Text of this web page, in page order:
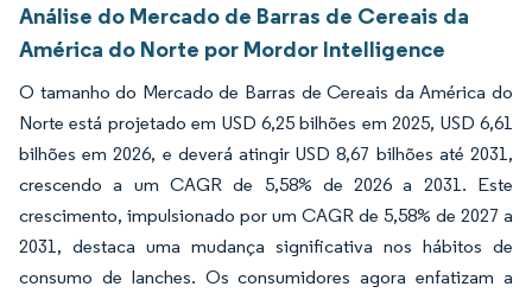
Análise do Mercado de Barras de Cereais da
América do Norte por Mordor Intelligence
O tamanho do Mercado de Barras de Cereais da América do
Norte está projetado em USD 6,25 bilhões em 2025, USD 6,61
bilhões em 2026, e deverá atingir USD 8,67 bilhões até 2031,
crescendo a um CAGR de 5,58% de 2026 a 2031. Este
crescimento, impulsionado por um CAGR de 5,58% de 2027 a
2031, destaca uma mudança significativa nos hábitos de
consumo de lanches. Os consumidores agora enfatizam a